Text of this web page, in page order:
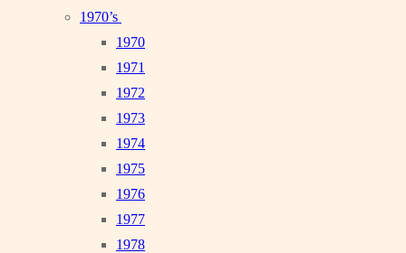
1970’s
1970
1971
1972
1973
1974
1975
1976
1977
1978